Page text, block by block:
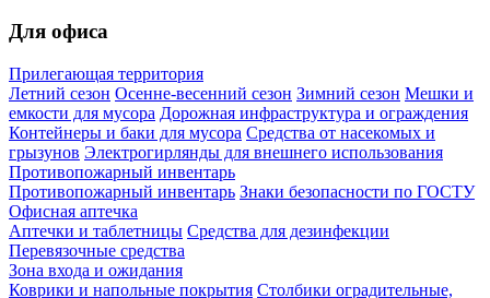
Для офиса
Прилегающая территория
Летний сезон Осенне-весенний сезон Зимний сезон Мешки и
емкости для мусора Дорожная инфраструктура и ограждения
Контейнеры и баки для мусора Средства от насекомых и
грызунов Электрогирлянды для внешнего использования
Противопожарный инвентарь
Противопожарный инвентарь Знаки безопасности по ГОСТУ
Офисная аптечка
Аптечки и таблетницы Средства для дезинфекции
Перевязочные средства
Зона входа и ожидания
Коврики и напольные покрытия Столбики оградительные,